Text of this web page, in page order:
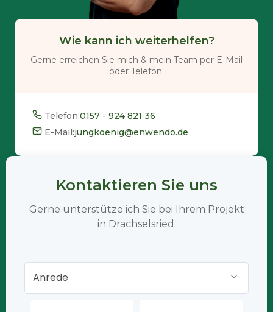
Wie kann ich weiterhelfen?
Gerne erreichen Sie mich & mein Team per E-Mail
oder Telefon.
Telefon:0157 - 924 821 36
E-Mail:jungkoenig@enwendo.de
Kontaktieren Sie uns
Gerne unterstütze ich Sie bei Ihrem Projekt
in Drachselsried.